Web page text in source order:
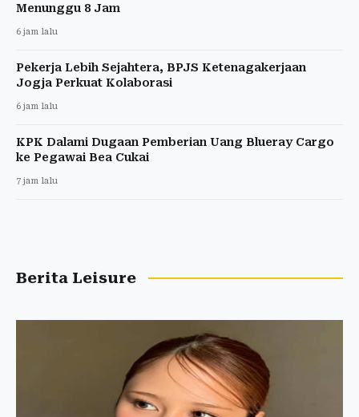
Menunggu 8 Jam
6 jam lalu
Pekerja Lebih Sejahtera, BPJS Ketenagakerjaan
Jogja Perkuat Kolaborasi
6 jam lalu
KPK Dalami Dugaan Pemberian Uang Blueray Cargo
ke Pegawai Bea Cukai
7 jam lalu
Berita Leisure